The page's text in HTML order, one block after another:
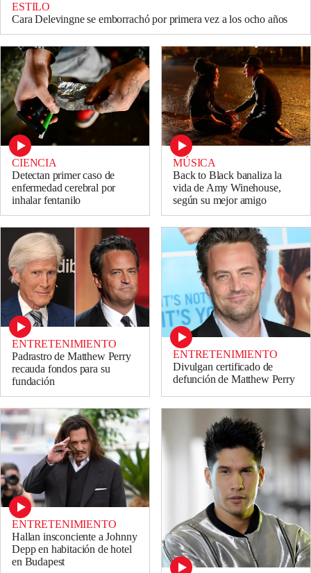
ESTILO
Cara Delevingne se emborrachó por primera vez a los ocho años
CIENCIA
Detectan primer caso de
enfermedad cerebral por
inhalar fentanilo
MÚSICA
Back to Black banaliza la
vida de Amy Winehouse,
según su mejor amigo
ENTRETENIMIENTO
Padrastro de Matthew Perry
recauda fondos para su
fundación
ENTRETENIMIENTO
Divulgan certificado de
defunción de Matthew Perry
ENTRETENIMIENTO
Hallan insconciente a Johnny
Depp en habitación de hotel
en Budapest